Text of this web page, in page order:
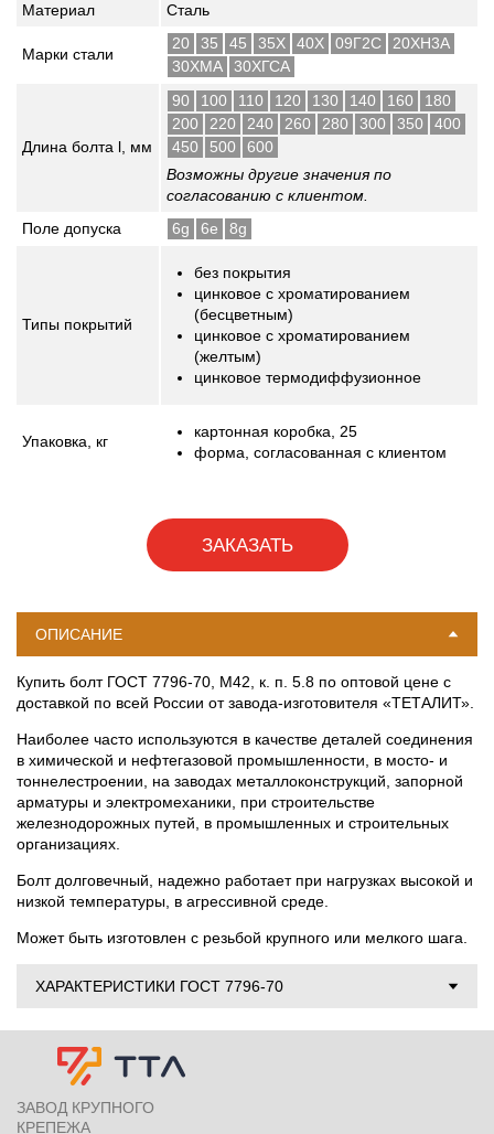
Материал
Сталь
Марки стали
20 35 45 35Х 40Х 09Г2С
20ХН3А
30ХМА
30ХГСА
Длина болта l, мм
90 100 110 120 130 140 160
180
200
220 240 260 280 300 350
400
450
500
600
Возможны другие значения по
согласованию с клиентом.
Поле допуска
6g 6e 8g
Типы покрытий
без покрытия
цинковое с хроматированием
(бесцветным)
цинковое с хроматированием
(желтым)
цинковое термодиффузионное
Упаковка, кг
картонная коробка, 25
форма, согласованная с клиентом
ЗАКАЗАТЬ
ОПИСАНИЕ
Купить болт ГОСТ 7796-70, М42, к. п. 5.8 по оптовой цене с
доставкой по всей России от завода-изготовителя «ТЕТАЛИТ».
Наиболее часто используются в качестве деталей соединения
в химической и нефтегазовой промышленности, в мосто- и
тоннелестроении, на заводах металлоконструкций, запорной
арматуры и электромеханики, при строительстве
железнодорожных путей, в промышленных и строительных
организациях.
Болт долговечный, надежно работает при нагрузках высокой и
низкой температуры, в агрессивной среде.
Может быть изготовлен с резьбой крупного или мелкого шага.
ХАРАКТЕРИСТИКИ ГОСТ 7796-70
ЗАВОД КРУПНОГО
КРЕПЕЖА